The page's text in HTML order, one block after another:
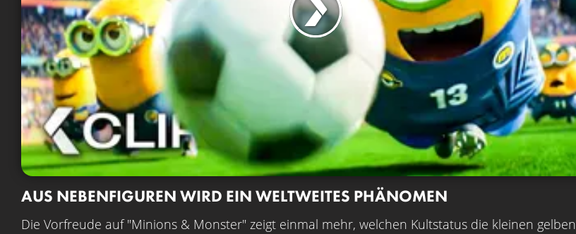
AUS NEBENFIGUREN WIRD EIN WELTWEITES PHÄNOMEN
Die Vorfreude auf "Minions & Monster" zeigt einmal mehr, welchen Kultstatus die kleinen gelben